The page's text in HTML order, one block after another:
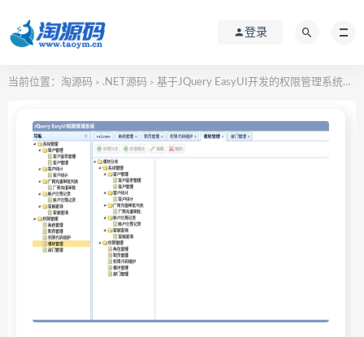
登录
当前位置： 淘源码 > .NET源码 > 基于JQuery EasyUI开发的权限管理系统源码